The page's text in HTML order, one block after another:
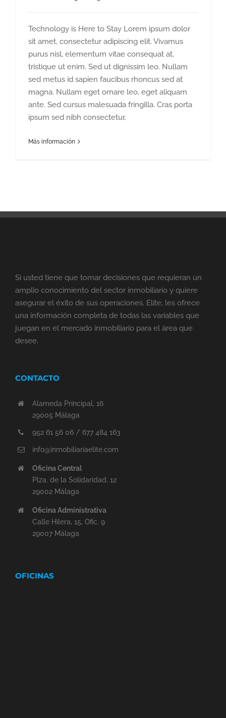
Technology is Here to Stay Lorem ipsum dolor
sit amet, consectetur adipiscing elit. Vivamus
purus nisl, elementum vitae consequat at,
tristique ut enim. Sed ut dignissim leo. Nullam
sed metus id sapien faucibus rhoncus sed at
magna. Nullam eget ornare leo, eget aliquam
ante. Sed cursus malesuada fringilla. Cras porta
ipsum sed nibh consectetur,
Más información
Si usted tiene que tomar decisiones que requieran un
amplio conocimiento del sector inmobiliario y quiere
asegurar el éxito de sus operaciones. Elite, les ofrece
una información completa de todas las variables que
juegan en el mercado inmobiliario para el área que
desee.
CONTACTO
Alameda Principal, 16
29005 Málaga
952 61 56 06 / 677 484 163
info@inmobiliariaelite.com
Oficina Central
Plza. de la Solidaridad, 12
29002 Málaga
Oficina Administrativa
Calle Hilera, 15, Ofic. 9
29007 Málaga
OFICINAS